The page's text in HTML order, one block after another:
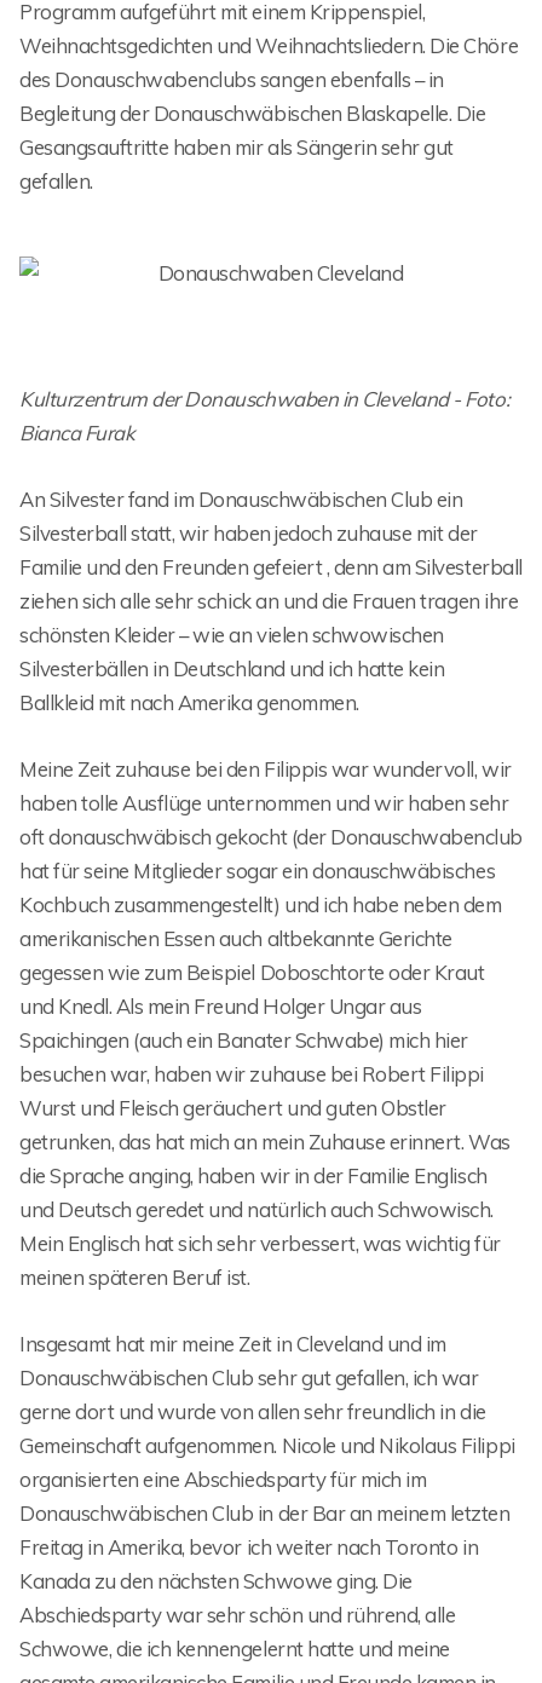
Programm aufgeführt mit einem Krippenspiel,
Weihnachtsgedichten und Weihnachtsliedern. Die Chöre
des Donauschwabenclubs sangen ebenfalls – in
Begleitung der Donauschwäbischen Blaskapelle. Die
Gesangsauftritte haben mir als Sängerin sehr gut
gefallen.
Kulturzentrum der Donauschwaben in Cleveland - Foto:
Bianca Furak
An Silvester fand im Donauschwäbischen Club ein
Silvesterball statt, wir haben jedoch zuhause mit der
Familie und den Freunden gefeiert , denn am Silvesterball
ziehen sich alle sehr schick an und die Frauen tragen ihre
schönsten Kleider – wie an vielen schwowischen
Silvesterbällen in Deutschland und ich hatte kein
Ballkleid mit nach Amerika genommen.
Meine Zeit zuhause bei den Filippis war wundervoll, wir
haben tolle Ausflüge unternommen und wir haben sehr
oft donauschwäbisch gekocht (der Donauschwabenclub
hat für seine Mitglieder sogar ein donauschwäbisches
Kochbuch zusammengestellt) und ich habe neben dem
amerikanischen Essen auch altbekannte Gerichte
gegessen wie zum Beispiel Doboschtorte oder Kraut
und Knedl. Als mein Freund Holger Ungar aus
Spaichingen (auch ein Banater Schwabe) mich hier
besuchen war, haben wir zuhause bei Robert Filippi
Wurst und Fleisch geräuchert und guten Obstler
getrunken, das hat mich an mein Zuhause erinnert. Was
die Sprache anging, haben wir in der Familie Englisch
und Deutsch geredet und natürlich auch Schwowisch.
Mein Englisch hat sich sehr verbessert, was wichtig für
meinen späteren Beruf ist.
Insgesamt hat mir meine Zeit in Cleveland und im
Donauschwäbischen Club sehr gut gefallen, ich war
gerne dort und wurde von allen sehr freundlich in die
Gemeinschaft aufgenommen. Nicole und Nikolaus Filippi
organisierten eine Abschiedsparty für mich im
Donauschwäbischen Club in der Bar an meinem letzten
Freitag in Amerika, bevor ich weiter nach Toronto in
Kanada zu den nächsten Schwowe ging. Die
Abschiedsparty war sehr schön und rührend, alle
Schwowe, die ich kennengelernt hatte und meine